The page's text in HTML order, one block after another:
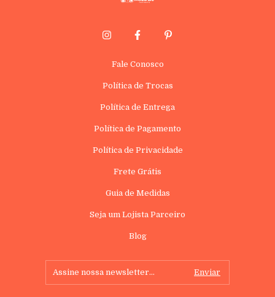
Fale Conosco
Política de Trocas
Política de Entrega
Política de Pagamento
Política de Privacidade
Frete Grátis
Guia de Medidas
Seja um Lojista Parceiro
Blog